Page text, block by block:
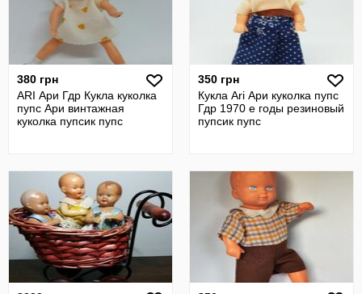
380 грн
ARI Ари Гдр Кукла куколка
пупс Ари винтажная
куколка пупсик пупс
350 грн
Кукла Ari Ари куколка пупс
Гдр 1970 е годы резиновый
пупсик пупс